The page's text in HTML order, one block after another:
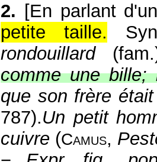
2. [En parlant
petite taille.
rondouillard
comme une bille;
que son frère
787).Un petit
cuivre (Camus,